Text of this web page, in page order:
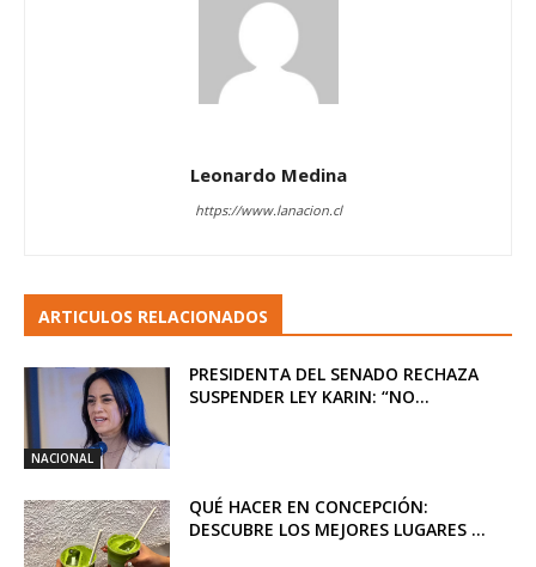
Leonardo Medina
https://www.lanacion.cl
ARTICULOS RELACIONADOS
NACIONAL
PRESIDENTA DEL SENADO RECHAZA
SUSPENDER LEY KARIN: “NO...
QUÉ HACER EN CONCEPCIÓN:
DESCUBRE LOS MEJORES LUGARES ...